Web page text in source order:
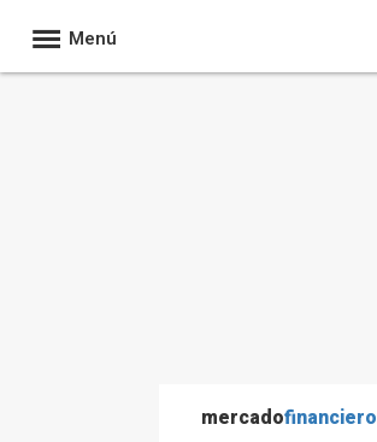
Menú
mercadofinanciero